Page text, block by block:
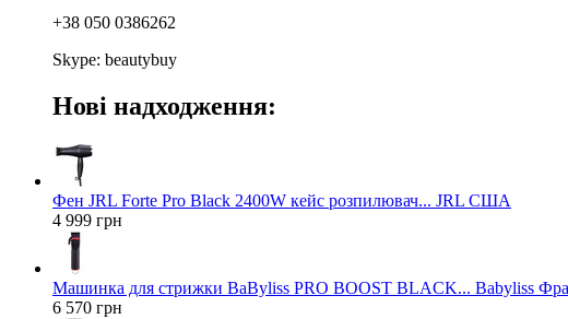
+38 050 0386262
Skype: beautybuy
Нові надходження:
Фен JRL Forte Pro Black 2400W кейс розпилювач... JRL США
4 999 грн
Машинка для стрижки BaByliss PRO BOOST BLACK... Babyliss
6 570 грн